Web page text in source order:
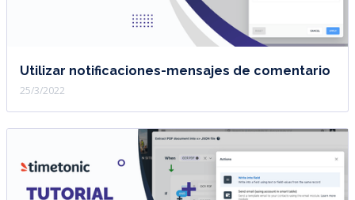
Utilizar notificaciones-mensajes de comentario
25/3/2022